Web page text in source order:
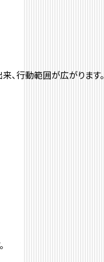
、行動範囲が広がります。